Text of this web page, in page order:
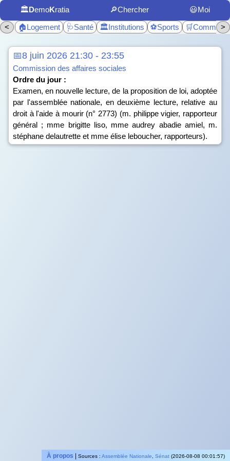
🏛️DemoKratia 🔎Chercher
😃Moi
<
🏠Logement 🩺Santé 🏛️Institutions ⚽Sports >
📅8 juin 2026 21:30 - 23:55
Commission des affaires sociales
Ordre du jour :
Examen, en nouvelle lecture, de la proposition de loi, adoptée
par l'assemblée nationale, en deuxième lecture, relative au
droit à l'aide à mourir (n° 2773) (m. philippe vigier, rapporteur
général ; mme brigitte liso, mme audrey abadie amiel, m.
stéphane delautrette et mme élise leboucher, rapporteurs).
À propos Sources : Assemblée Nationale Sénat (2026-08-08 00:01:57)